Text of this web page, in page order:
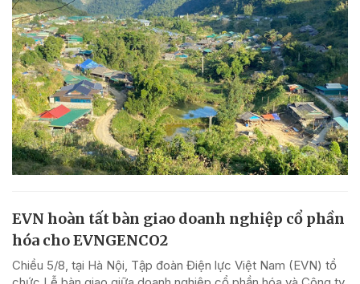
EVN hoàn tất bàn giao doanh nghiệp cổ phần
hóa cho EVNGENCO2
Chiều 5/8, tại Hà Nội, Tập đoàn Điện lực Việt Nam (EVN) tổ